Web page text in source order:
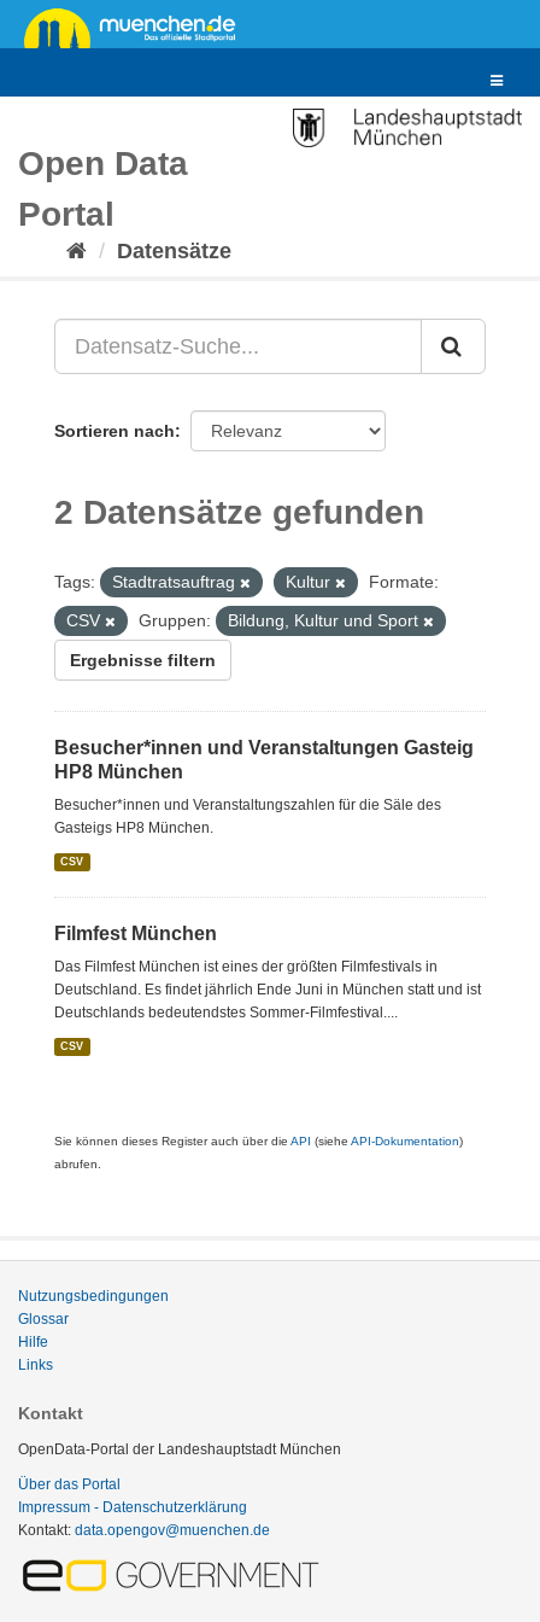
Überspringen
zum
Toggle
Open Data
Portal
Datensätze
Sortieren nach
2 Datensätze gefunden
Tags: Stadtratsauftrag Kultur
Formate:
CSV
Gruppen: Bildung, Kultur und Sport
Ergebnisse filtern
Besucher*innen und Veranstaltungen Gasteig
HP8 München
Besucher*innen und Veranstaltungszahlen für die Säle des
Gasteigs HP8 München.
CSV
Filmfest München
Das Filmfest München ist eines der größten Filmfestivals in
Deutschland. Es findet jährlich Ende Juni in München statt und ist
Deutschlands bedeutendstes Sommer-Filmfestival....
CSV
Sie können dieses Register auch über die API (siehe API-Dokumentation)
abrufen.
Nutzungsbedingungen
Glossar
Hilfe
Links
Kontakt
OpenData-Portal der Landeshauptstadt München
Über das Portal
Impressum - Datenschutzerklärung
Kontakt: data.opengov@muenchen.de